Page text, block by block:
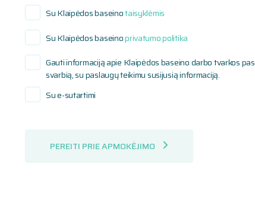
Su Klaipėdos baseinotaisyklėmis
Su Klaipėdos baseinoprivatumo politika
Gauti informaciją apie Klaipėdos baseino darbo tvarkos
svarbią, su paslaugų teikimu susijusią informaciją.
Su e-sutartimi
PEREITI PRIE APMOKĖJIMO